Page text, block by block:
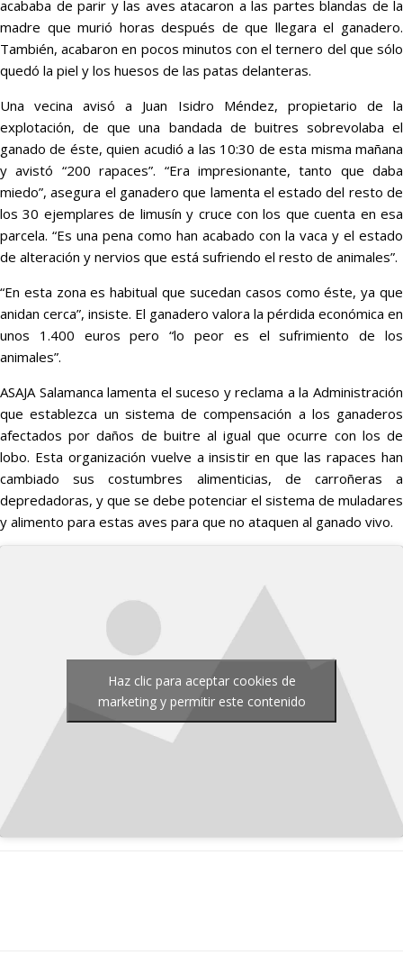
acababa de parir y las aves atacaron a las partes blandas de la
madre que murió horas después de que llegara el ganadero.
También, acabaron en pocos minutos con el ternero del que sólo
quedó la piel y los huesos de las patas delanteras.
Una vecina avisó a Juan Isidro Méndez, propietario de la
explotación, de que una bandada de buitres sobrevolaba el
ganado de éste, quien acudió a las 10:30 de esta misma mañana
y avistó “200 rapaces”. “Era impresionante, tanto que daba
miedo”, asegura el ganadero que lamenta el estado del resto de
los 30 ejemplares de limusín y cruce con los que cuenta en esa
parcela. “Es una pena como han acabado con la vaca y el estado
de alteración y nervios que está sufriendo el resto de animales”.
“En esta zona es habitual que sucedan casos como éste, ya que
anidan cerca”, insiste. El ganadero valora la pérdida económica en
unos 1.400 euros pero “lo peor es el sufrimiento de los
animales”.
ASAJA Salamanca lamenta el suceso y reclama a la Administración
que establezca un sistema de compensación a los ganaderos
afectados por daños de buitre al igual que ocurre con los de
lobo. Esta organización vuelve a insistir en que las rapaces han
cambiado sus costumbres alimenticias, de carroñeras a
depredadoras, y que se debe potenciar el sistema de muladares
y alimento para estas aves para que no ataquen al ganado vivo.
Haz clic para aceptar cookies de
marketing y permitir este contenido